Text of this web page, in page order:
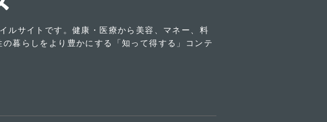
ルサイトです。健康・医療から美容、マネー、料
暮らしをより豊かにする「知って得する」コンテ